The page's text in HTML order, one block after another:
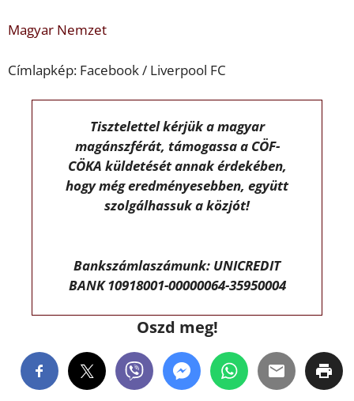
Magyar Nemzet
Címlapkép: Facebook / Liverpool FC
Tisztelettel kérjük a magyar
magánszférát, támogassa a CÖF-
CÖKA küldetését annak érdekében,
hogy még eredményesebben, együtt
szolgálhassuk a közjót!
Bankszámlaszámunk: UNICREDIT
BANK 10918001-00000064-35950004
Oszd meg!